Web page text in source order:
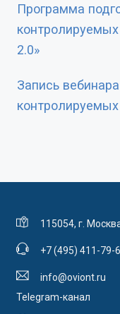
Программа
контролируемых сделках
2.0»
Запись
115054, г.
+7 (495) 411-79-
info@oviont.ru
Telegram-канал